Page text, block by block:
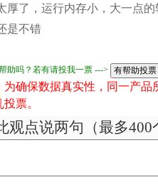
厚了，运行内存小，大一点
是不错
助吗？若有请投我一票 --->
为确保数据真实性，同一产
票。
观点说两句（最多400